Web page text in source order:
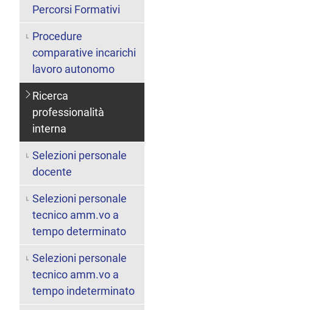
Percorsi Formativi
Procedure
comparative incarichi
lavoro autonomo
Ricerca
professionalità
interna
Selezioni personale
docente
Selezioni personale
tecnico amm.vo a
tempo determinato
Selezioni personale
tecnico amm.vo a
tempo indeterminato